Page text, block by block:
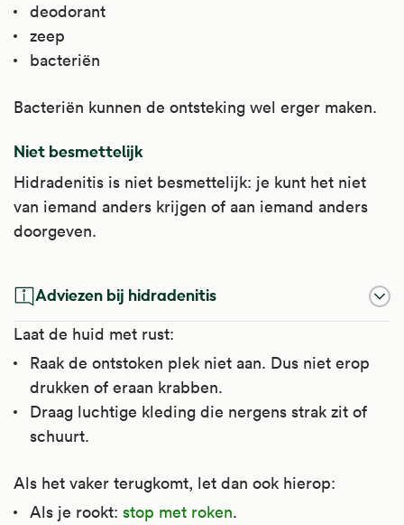
deodorant
zeep
bacteriën
Bacteriën kunnen de ontsteking wel erger maken.
Niet besmettelijk
Hidradenitis is niet besmettelijk: je kunt het niet
van iemand anders krijgen of aan iemand anders
doorgeven.
Adviezen bij hidradenitis
Laat de huid met rust:
Raak de ontstoken plek niet aan. Dus niet erop
drukken of eraan krabben.
Draag luchtige kleding die nergens strak zit of
schuurt.
Als het vaker terugkomt, let dan ook hierop:
Als je rookt: stop met roken.